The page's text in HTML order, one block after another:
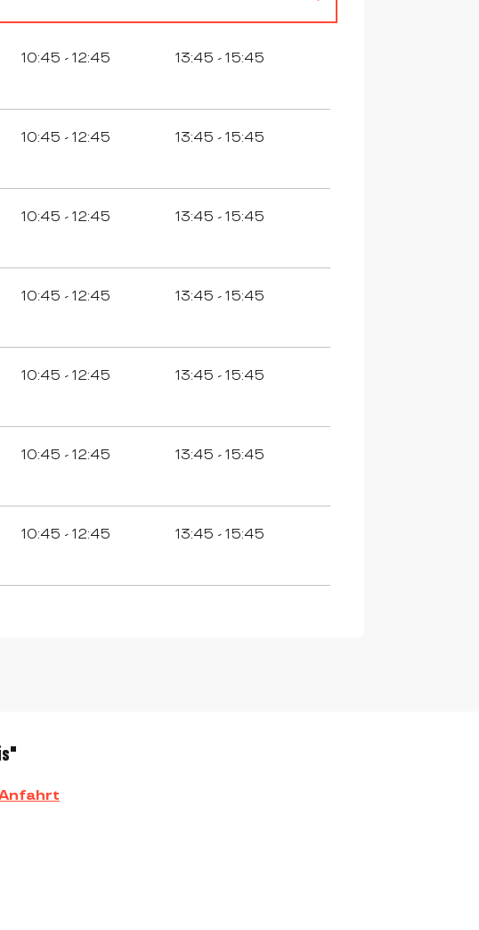
10:45 - 12:45
13:45 - 15:45
10:45 - 12:45
13:45 - 15:45
10:45 - 12:45
13:45 - 15:45
10:45 - 12:45
13:45 - 15:45
10:45 - 12:45
13:45 - 15:45
10:45 - 12:45
13:45 - 15:45
10:45 - 12:45
13:45 - 15:45